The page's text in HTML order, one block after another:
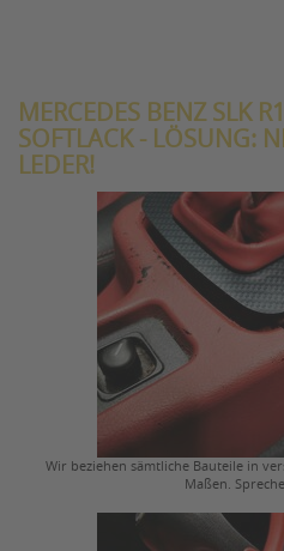
MERCEDES BENZ SLK
SOFTLACK - LÖSUNG:
LEDER!
Wir beziehen sämtliche Bauteile in
Maßen.